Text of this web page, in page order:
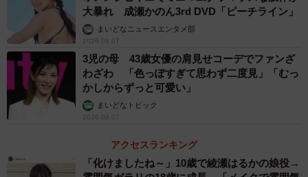
大暴れ 成瀬かのん3rd DVD「ピーチライン」
まいどなニュースエンタメ部
2026.08.07
3児の母 43歳女優の肩見せコーデでファンざ
わざわ 「色っぽすぎて思わず二度見」「むっ
かしからずっと可愛い」
まいどなトピック
2026.08.07
アクセスランキング
「化けましたね～」10歳で綾瀬はるかの娘役→